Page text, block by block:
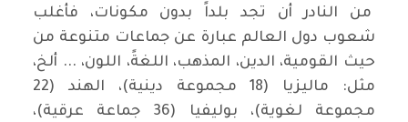
من النادر أن تجد بلداً بدون مكونات، فأغلب
شعوب دول العالم عبارة عن جماعات متنوعة من
حيث القومية، الدين، المذهب، اللغةً، اللون، ... ألخ،
مثل: ماليزيا (18 مجموعة دينية)، الهند (22
مجموعة لغوية)، بوليفيا (36 جماعة عرقية)،